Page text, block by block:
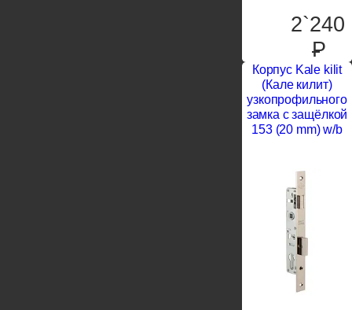
2`240
P
Корпус Kale kilit
(Кале килит)
узкопрофильного
замка с защёлкой
153 (20 mm) w/b